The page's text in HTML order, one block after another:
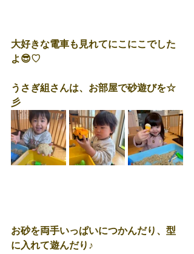
大好きな電車も見れてにこにこでした
よ😎♡
うさぎ組さんは、お部屋で砂遊びを☆
彡
お砂を両手いっぱいにつかんだり、型
に入れて遊んだり♪